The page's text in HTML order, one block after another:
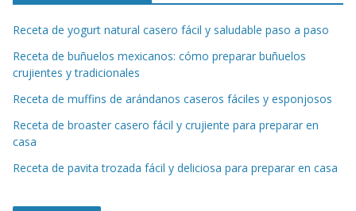
Receta de yogurt natural casero fácil y saludable paso a paso
Receta de buñuelos mexicanos: cómo preparar buñuelos
crujientes y tradicionales
Receta de muffins de arándanos caseros fáciles y esponjosos
Receta de broaster casero fácil y crujiente para preparar en
casa
Receta de pavita trozada fácil y deliciosa para preparar en casa